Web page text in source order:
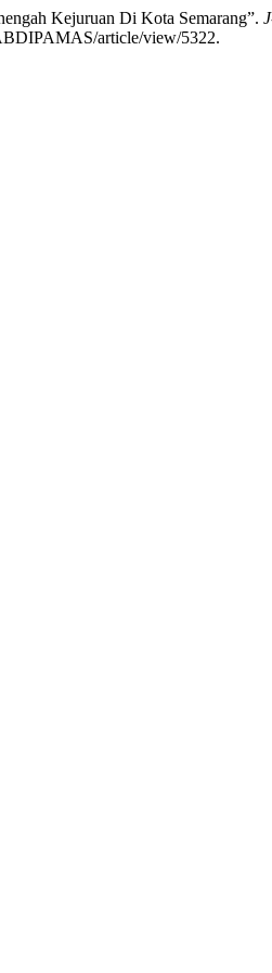
Kejuruan Di Kota Semarang”.
article/view/5322.